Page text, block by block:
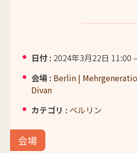
日付 : 2024年3月22日 11:00 –
会場 : Berlin |
Divan
カテゴリ : ベルリン
会場